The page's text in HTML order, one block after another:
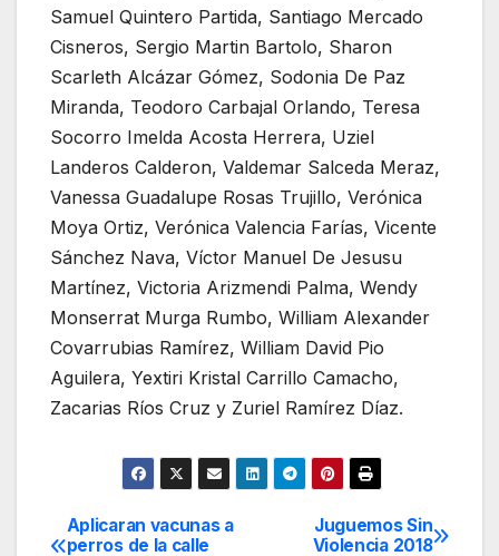
Samuel Quintero Partida, Santiago Mercado
Cisneros, Sergio Martin Bartolo, Sharon
Scarleth Alcázar Gómez, Sodonia De Paz
Miranda, Teodoro Carbajal Orlando, Teresa
Socorro Imelda Acosta Herrera, Uziel
Landeros Calderon, Valdemar Salceda Meraz,
Vanessa Guadalupe Rosas Trujillo, Verónica
Moya Ortiz, Verónica Valencia Farías, Vicente
Sánchez Nava, Víctor Manuel De Jesusu
Martínez, Victoria Arizmendi Palma, Wendy
Monserrat Murga Rumbo, William Alexander
Covarrubias Ramírez, William David Pio
Aguilera, Yextiri Kristal Carrillo Camacho,
Zacarias Ríos Cruz y Zuriel Ramírez Díaz.
Navegación
Juguemos Sin
Violencia 2018
Aplicaran vacunas a
perros de la calle